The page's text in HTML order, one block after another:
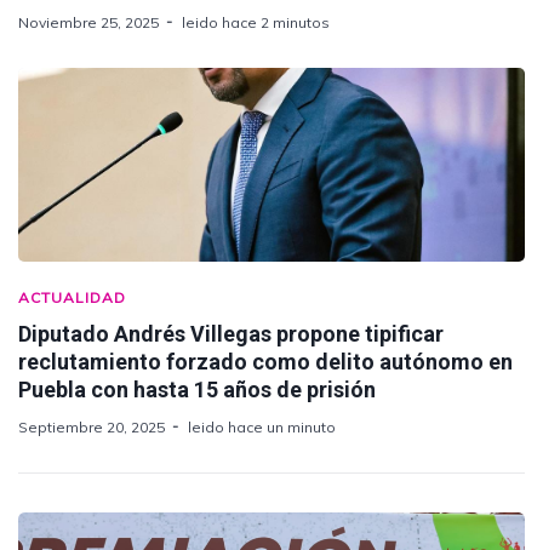
Noviembre 25, 2025 leido hace 2 minutos
ACTUALIDAD
Diputado Andrés Villegas propone tipificar
reclutamiento forzado como delito autónomo en
Puebla con hasta 15 años de prisión
Septiembre 20, 2025 leido hace un minuto